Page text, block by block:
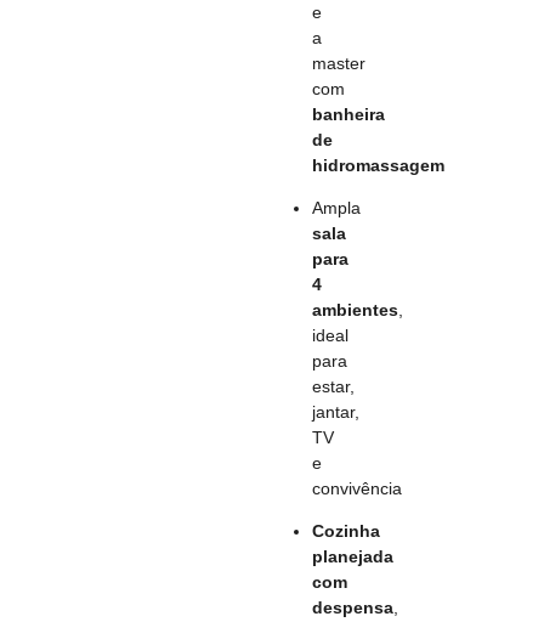
e
a
master
com
banheira
de
hidromassagem
Ampla
sala
para
4
ambientes,
ideal
para
estar,
jantar,
TV
e
convivência
Cozinha
planejada
com
despensa,